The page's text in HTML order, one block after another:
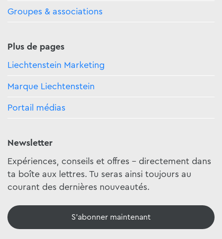
Groupes & associations
Plus de pages
Liechtenstein Marketing
Marque Liechtenstein
Portail médias
Newsletter
Expériences, conseils et offres - directement dans
ta boîte aux lettres. Tu seras ainsi toujours au
courant des dernières nouveautés.
S'abonner maintenant